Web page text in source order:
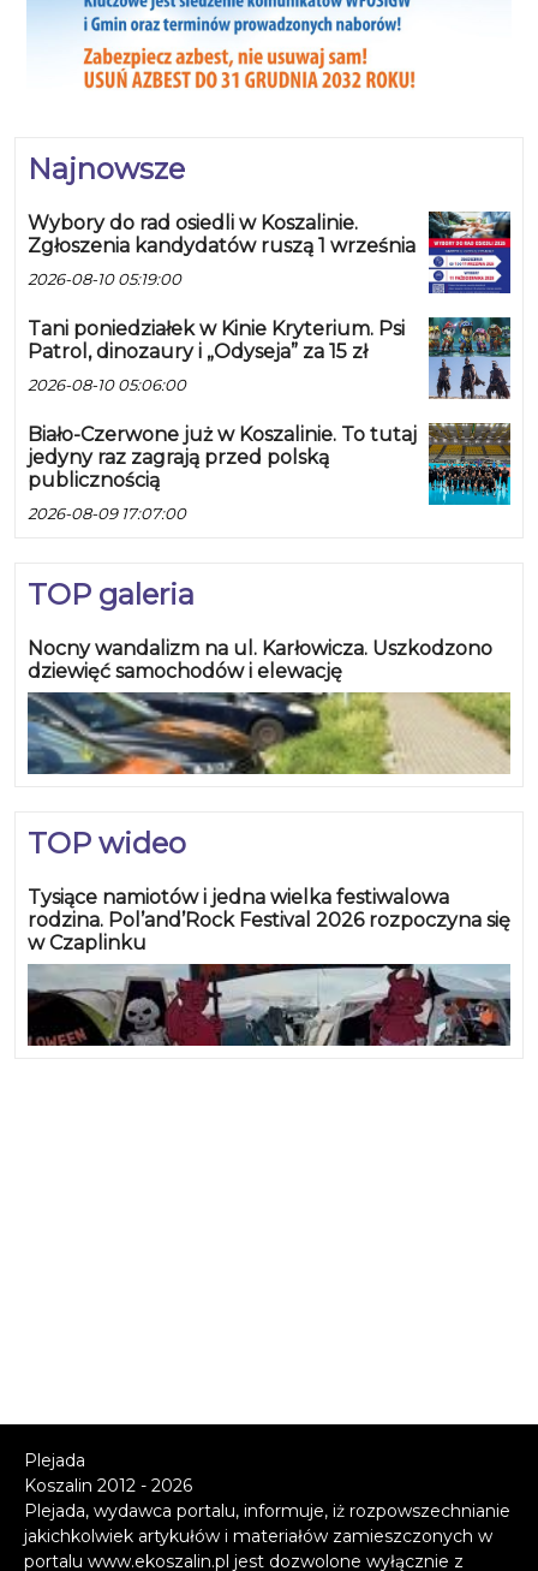
Najnowsze
Wybory do rad osiedli w Koszalinie.
Zgłoszenia kandydatów ruszą 1 września
2026-08-10 05:19:00
Tani poniedziałek w Kinie Kryterium. Psi
Patrol, dinozaury i „Odyseja” za 15 zł
2026-08-10 05:06:00
Biało-Czerwone już w Koszalinie. To tutaj
jedyny raz zagrają przed polską
publicznością
2026-08-09 17:07:00
TOP galeria
Nocny wandalizm na ul. Karłowicza. Uszkodzono
dziewięć samochodów i elewację
TOP wideo
Tysiące namiotów i jedna wielka festiwalowa
rodzina. Pol’and’Rock Festival 2026 rozpoczyna się
w Czaplinku
Plejada
Koszalin 2012 - 2026
Plejada, wydawca portalu, informuje, iż rozpowszechnianie
jakichkolwiek artykułów i materiałów zamieszczonych w
portalu www.ekoszalin.pl jest dozwolone wyłącznie z